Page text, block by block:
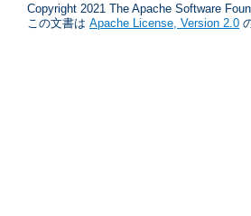
Copyright 2021 The Apache Software
この文書は Apache License, Version 2.0